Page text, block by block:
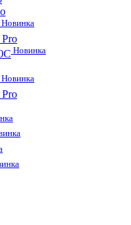
Новинка
Новинка
Новинка